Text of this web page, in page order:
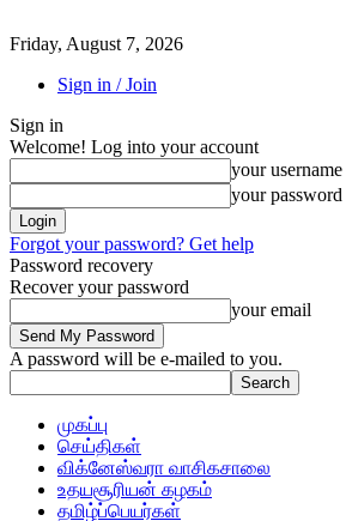
Friday, August 7, 2026
Sign in / Join
Sign in
Welcome! Log into your account
your username
your password
Forgot your password? Get help
Password recovery
Recover your password
your email
A password will be e-mailed to you.
முகப்பு
செய்திகள்
விக்னேஸ்வரா வாசிகசாலை
உதயசூரியன் கழகம்
தமிழ்ப்பெயர்கள்